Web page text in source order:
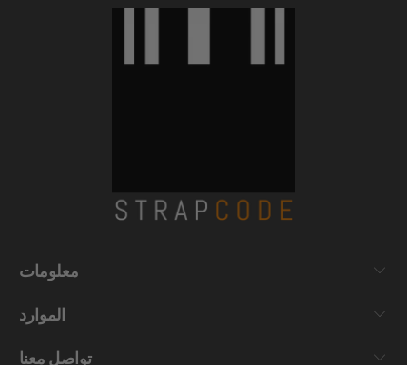
معلومات
الموارد
تواصل معنا